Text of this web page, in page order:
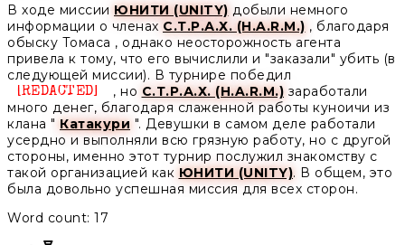
В ходе миссии ЮНИТИ (UNITY) добыли немного
информации о членах С.Т.Р.А.Х. (H.A.R.M.) , благодаря
обыску Томаса , однако неосторожность агента
привела к тому, что его вычислили и "заказали" убить (в
следующей миссии). В турнире победил
Unknown
, но С.Т.Р.А.Х. (H.A.R.M.) заработали
много денег, благодаря слаженной работы куноичи из
клана " Катакури ". Девушки в самом деле работали
усердно и выполняли всю грязную работу, но с другой
стороны, именно этот турнир послужил знакомству с
такой организацией как ЮНИТИ (UNITY). В общем, это
была довольно успешная миссия для всех сторон.
Word count: 17